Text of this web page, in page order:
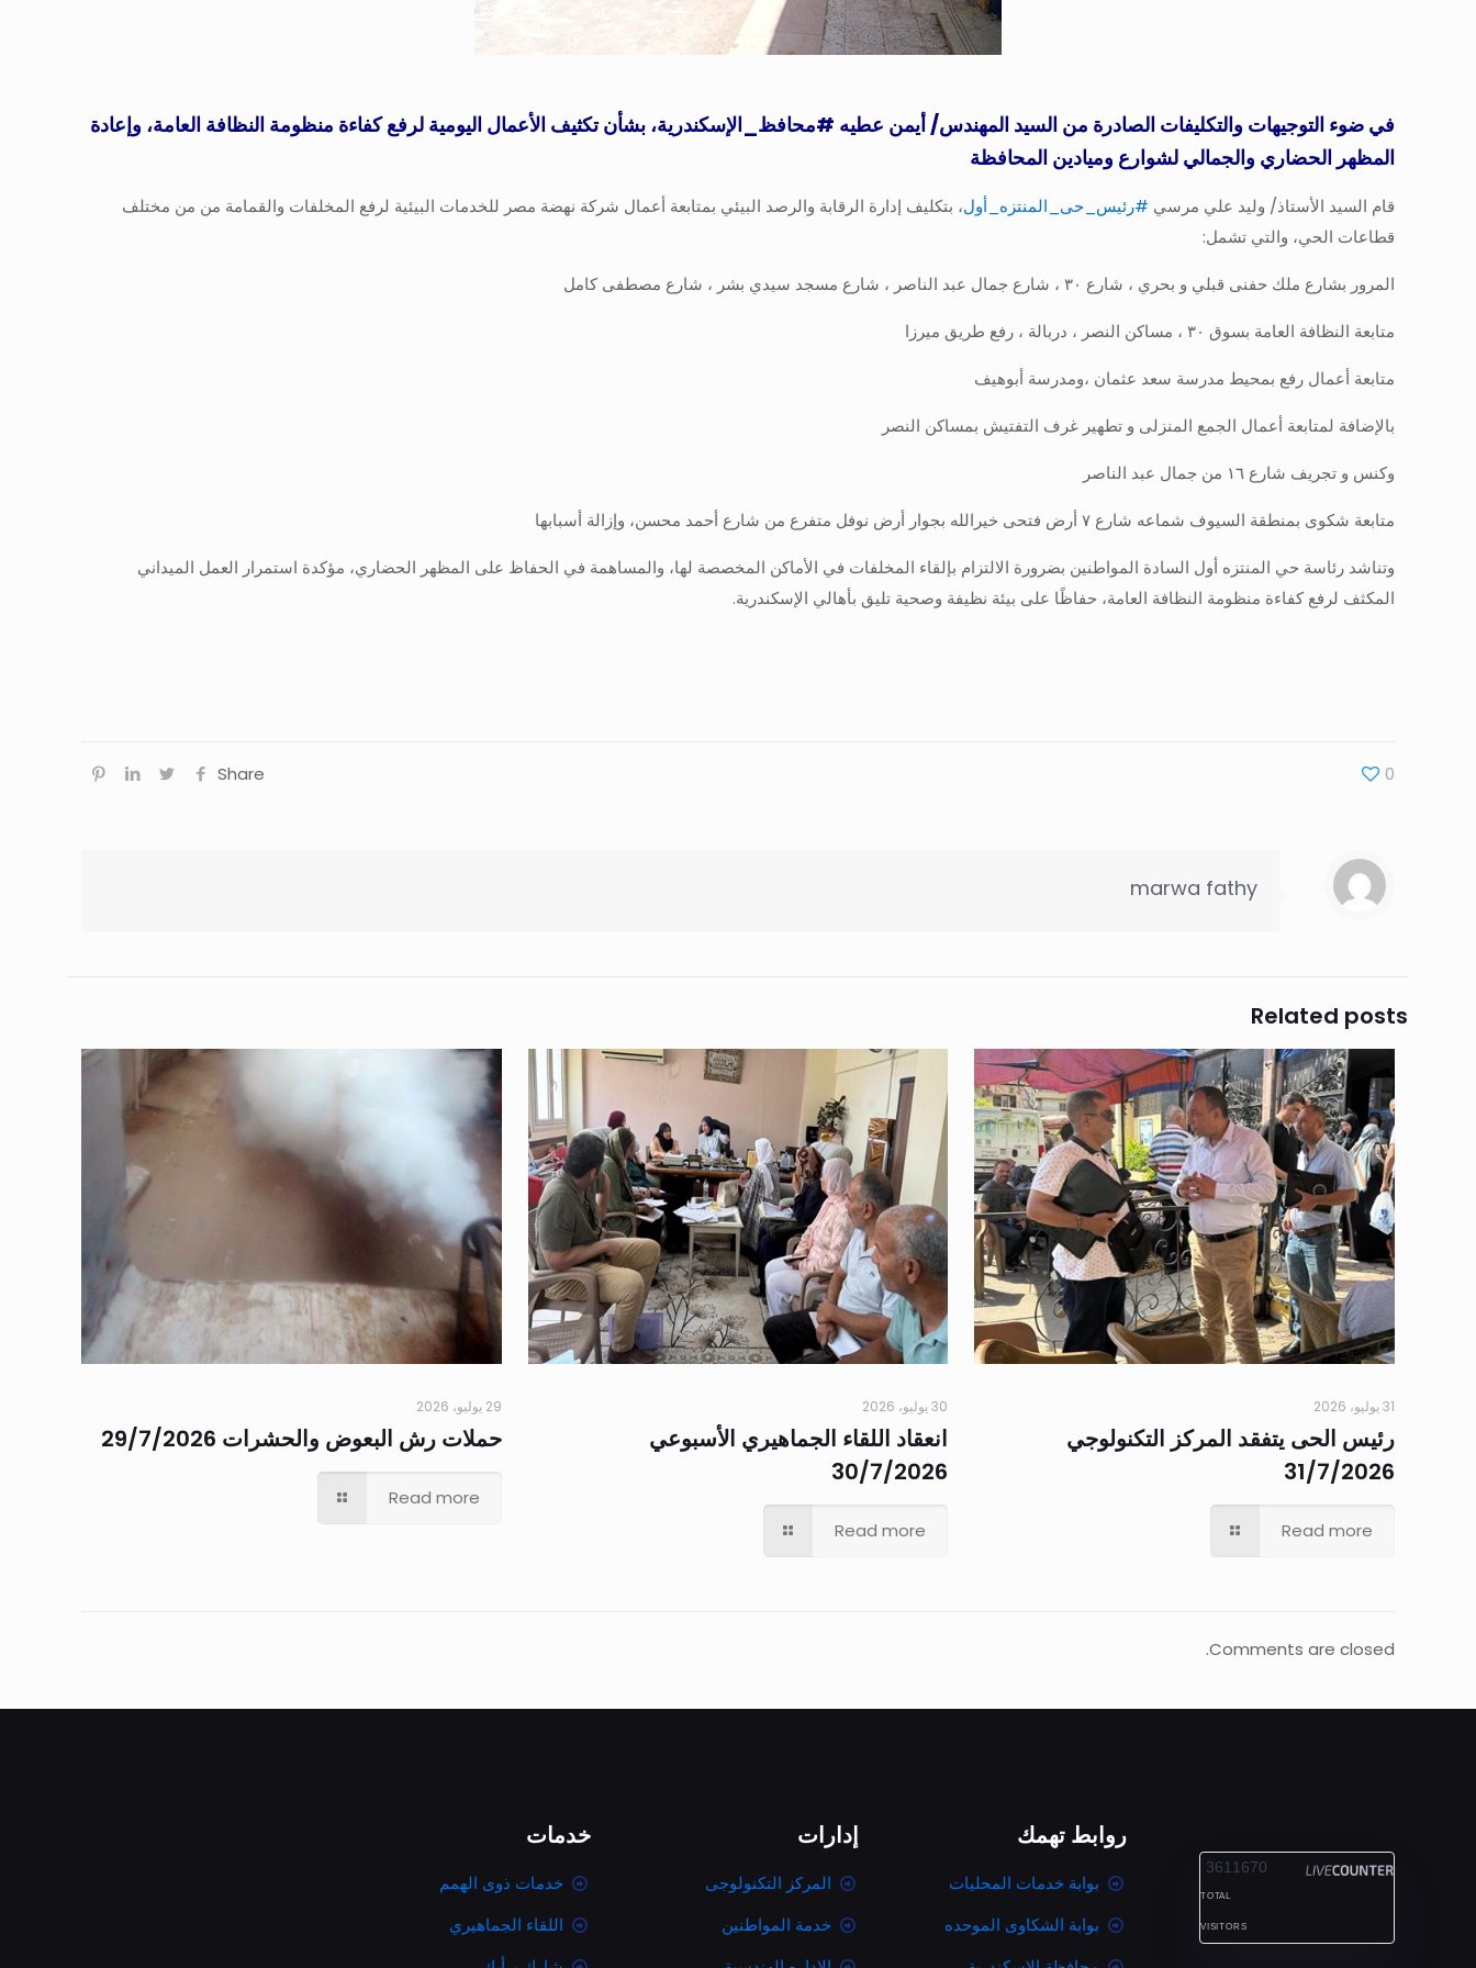
في ضوء التوجيهات والتكليفات الصادرة من السيد المهندس/ أيمن عطيه #محافظ_الإسكندرية، بشأن تكثيف الأعمال اليومية لرفع كفاءة منظومة النظافة العامة، وإعادة
المظهر الحضاري والجمالي لشوارع وميادين المحافظة
قام السيد الأستاذ/ وليد علي مرسي #رئيس_حى_المنتزه_أول، بتكليف إدارة الرقابة والرصد البيئي بمتابعة أعمال شركة نهضة مصر للخدمات البيئية لرفع المخلفات والقمامة من من مختلف
قطاعات الحي، والتي تشمل:
المرور بشارع ملك حفنى قبلي و بحري ، شارع ٣٠ ، شارع جمال عبد الناصر ، شارع مسجد سيدي بشر ، شارع مصطفى كامل
متابعة النظافة العامة بسوق ٣٠ ، مساكن النصر ، دربالة ، رفع طريق ميرزا
متابعة أعمال رفع بمحيط مدرسة سعد عثمان ،ومدرسة أبوهيف
بالإضافة لمتابعة أعمال الجمع المنزلى و تطهير غرف التفتيش بمساكن النصر
وكنس و تجريف شارع ١٦ من جمال عبد الناصر
متابعة شكوى بمنطقة السيوف شماعه شارع ٧ أرض فتحى خيرالله بجوار أرض نوفل متفرع من شارع أحمد محسن، وإزالة أسبابها
وتناشد رئاسة حي المنتزه أول السادة المواطنين بضرورة الالتزام بإلقاء المخلفات في الأماكن المخصصة لها، والمساهمة في الحفاظ على المظهر الحضاري، مؤكدة استمرار العمل الميداني
المكثف لرفع كفاءة منظومة النظافة العامة، حفاظًا على بيئة نظيفة وصحية تليق بأهالي الإسكندرية.
Share 0
marwa fathy
Related posts
31 يوليو، 2026
رئيس الحى يتفقد المركز التكنولوجي
31/7/2026
Read more
30 يوليو، 2026
انعقاد اللقاء الجماهيري الأسبوعي
30/7/2026
Read more
29 يوليو، 2026
حملات رش البعوض والحشرات 29/7/2026
Read more
Comments are closed.
3611670
TOTAL
VISITORS
روابط تهمك
بوابة خدمات المحليات
بوابة الشكاوى الموحده
إدارات
المركز التكنولوجى
خدمة المواطنين
خدمات
خدمات ذوى الهمم
اللقاء الجماهيري